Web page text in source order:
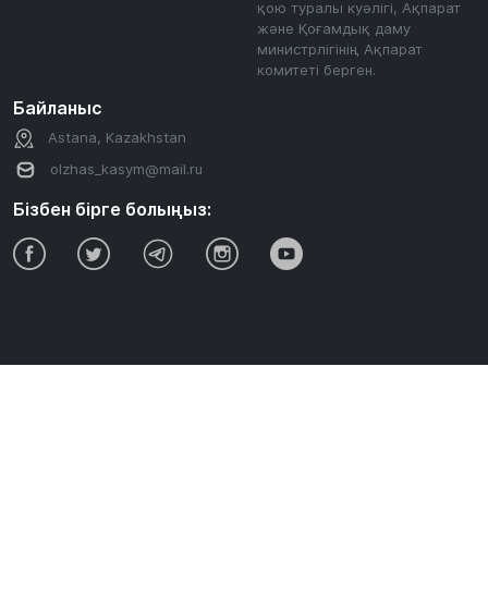
қою туралы куәлігі, Ақпарат
және Қоғамдық даму
министрлігінің Ақпарат
комитеті берген.
Байланыс
Astana, Kazakhstan
olzhas_kasym@mail.ru
Бізбен бірге болыңыз: